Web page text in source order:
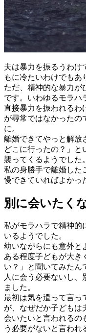
夫は暴力を振るうわけ
もに冷たいわけでもあ
ただ、精神的な暴力が
です。いわゆるモラハ
直接暴力を振われるわ
が尋常ではなかったの
に。
離婚できてやっと解放
どこに行ったの？」と
襲ってくるようでした。
私の身勝手で離婚した
慢できていればよかっ
別に会いたく
私がモラハラで精神的
いるようでした。
幼いながらにも意外と
ある程度子どもが大き
い？」と聞いてみたん
人に会う必要ないし、
ました。
最初は気を遣って言っ
が、なぜだか子どもは
会いたいと言われるの
う必要がないと言われ